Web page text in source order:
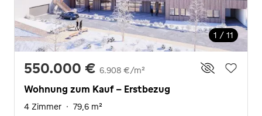
1 / 11
550.000 € 6.908 €/m²
Wohnung zum Kauf - Erstbezug
4 Zimmer · 79,6 m²